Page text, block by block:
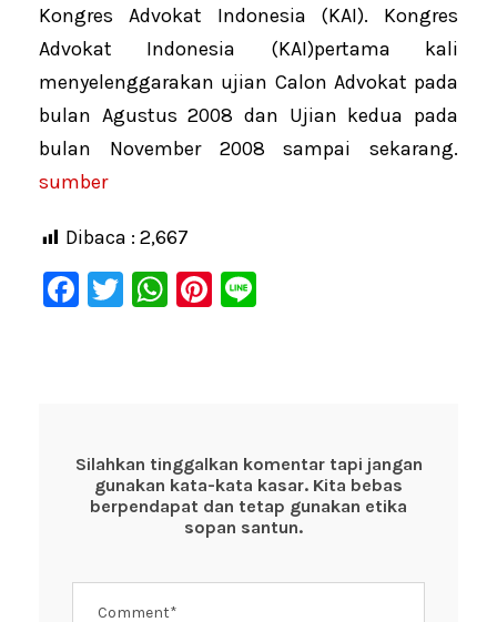
Kongres Advokat Indonesia (KAI). Kongres
Advokat Indonesia (KAI)pertama kali
menyelenggarakan ujian Calon Advokat pada
bulan Agustus 2008 dan Ujian kedua pada
bulan November 2008 sampai sekarang.
sumber
Dibaca : 2,667
F
o
o
T
W
p
p
Pi
Silahkan tinggalkan komentar tapi jangan
gunakan kata-kata kasar. Kita bebas
berpendapat dan tetap gunakan etika
sopan santun.